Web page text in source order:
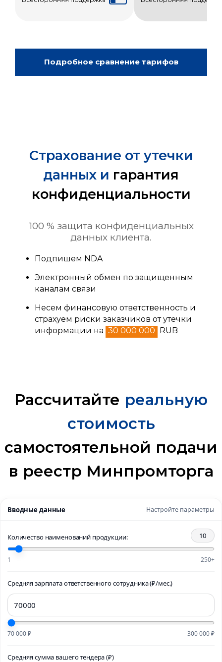
Подробное сравнение тарифов
Страхование от утечки
данных и гарантия
конфиденциальности
100 % защита конфиденциальных
данных клиента.
Подпишем NDA
Электронный обмен по защищенным
каналам связи
Несем финансовую ответственность и
страхуем риски заказчиков от утечки
информации на 30 000 000 RUB
Рассчитайте реальную
стоимость
самостоятельной подачи
в реестр Минпромторга
Вводные данные Настройте параметры
Количество наименований продукции: 10
1 250+
Средняя зарплата ответственного сотрудника (₽/мес.)
70 000 ₽ 300 000 ₽
Средняя сумма вашего тендера (₽)